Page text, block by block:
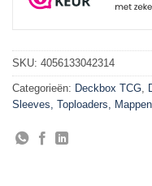
SKU: 4056133042314
Categorieën: Deckbox TCG,
Sleeves, Toploaders,